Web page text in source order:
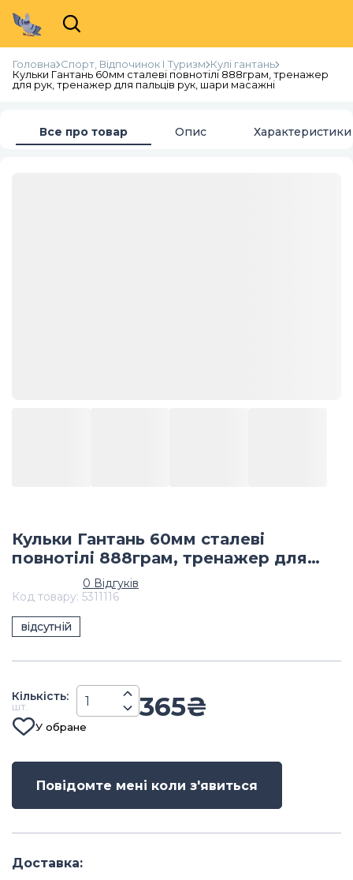
Головна Спорт, Відпочинок І Туризм Кулі гантань
Кульки Гантань 60мм сталеві повнотілі 888грам, тренажер
для рук, тренажер для пальців рук, шари масажні
Все про товар Опис Характеристики
Кульки Гантань 60мм сталеві
повнотілі 888грам, тренажер для
рук, тренажер для пальців рук, шари
масажні
0 Відгуків
Код товару: 5311116
відсутній
Кiлькiсть:
шт. 365₴
У обране
Повідомте мені коли з'явиться
Доставка: